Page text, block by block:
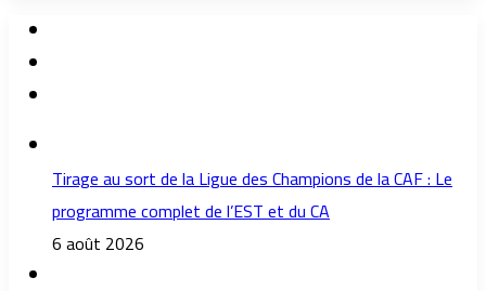
Tirage au sort de la Ligue des Champions de la CAF : Le
programme complet de l’EST et du CA
6 août 2026